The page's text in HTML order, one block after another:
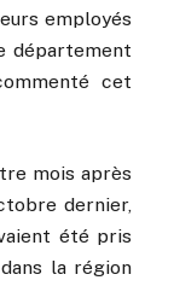
employés
département
cet
mois après
dernier,
été pris
la région